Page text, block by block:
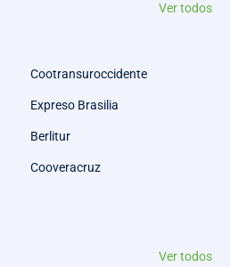
Ver todos
Cootransuroccidente
Expreso Brasilia
Berlitur
Cooveracruz
Ver todos